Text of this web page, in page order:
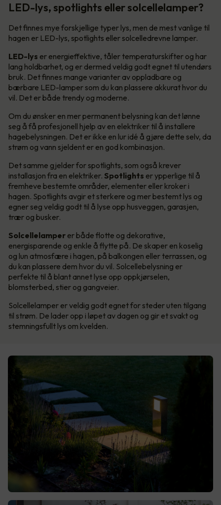
LED-lys, spotlights eller solcellelamper?
Det finnes mye forskjellige typer lys, men de mest vanlige til
hagen er LED-lys, spotlights eller solcelledrevne lamper.
LED-lys er energieffektive, tåler temperaturskifter og har
lang holdbarhet, og er dermed veldig godt egnet til utendørs
bruk. Det finnes mange varianter av oppladbare og
bærbare LED-lamper som du kan plassere akkurat hvor du
vil. Det er både trendy og moderne.
Om du ønsker en mer permanent belysning kan det lønne
seg å få profesjonell hjelp av en elektriker til å installere
hagebelysningen. Det er ikke en lur idé å gjøre dette selv, da
strøm og vann sjeldent er en god kombinasjon.
Det samme gjelder for spotlights, som også krever
installasjon fra en elektriker. Spotlights er ypperlige til å
fremheve bestemte områder, elementer eller kroker i
hagen. Spotlights avgir et sterkere og mer bestemt lys og
egner seg veldig godt til å lyse opp husveggen, garasjen,
trær og busker.
Solcellelamper er både flotte og dekorative,
energisparende og enkle å flytte på. De skaper en koselig
og lun atmosfære i hagen, på balkongen eller terrassen, og
du kan plassere dem hvor du vil. Solcellebelysning er
perfekte til å blant annet lyse opp oppkjørselen,
blomsterbed, stier og gangveier.
Solcellelamper er veldig godt egnet for steder uten tilgang
til strøm. De lader opp i løpet av dagen og gir et svakt og
stemningsfullt lys om kvelden.